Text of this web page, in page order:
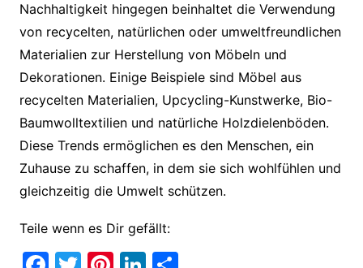
Nachhaltigkeit hingegen beinhaltet die Verwendung
von recycelten, natürlichen oder umweltfreundlichen
Materialien zur Herstellung von Möbeln und
Dekorationen. Einige Beispiele sind Möbel aus
recycelten Materialien, Upcycling-Kunstwerke, Bio-
Baumwolltextilien und natürliche Holzdielenböden.
Diese Trends ermöglichen es den Menschen, ein
Zuhause zu schaffen, in dem sie sich wohlfühlen und
gleichzeitig die Umwelt schützen.
Teile wenn es Dir gefällt: